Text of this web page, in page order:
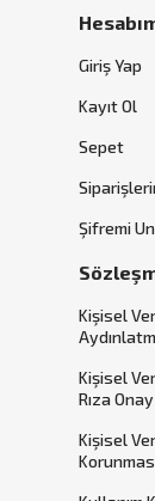
Giriş Yap
Kayıt Ol
Sepet
Şifremi
Kişisel
Kişisel
Rıza
Kişisel